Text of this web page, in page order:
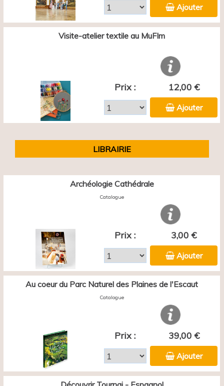
Ajouter
Visite-atelier textile au MuFIm
Prix : 12,00 €
Ajouter
LIBRAIRIE
Archéologie Cathédrale
Catalogue
Prix : 3,00 €
Ajouter
Au coeur du Parc Naturel des Plaines de l'Escaut
Catalogue
Prix : 39,00 €
Ajouter